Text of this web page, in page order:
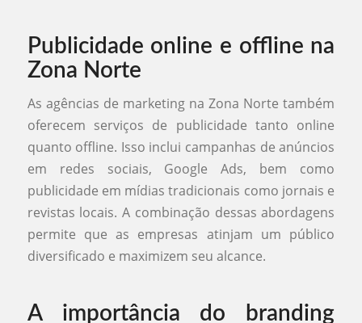
Publicidade online e offline na
Zona Norte
As agências de marketing na Zona Norte também
oferecem serviços de publicidade tanto online
quanto offline. Isso inclui campanhas de anúncios
em redes sociais, Google Ads, bem como
publicidade em mídias tradicionais como jornais e
revistas locais. A combinação dessas abordagens
permite que as empresas atinjam um público
diversificado e maximizem seu alcance.
A importância do branding